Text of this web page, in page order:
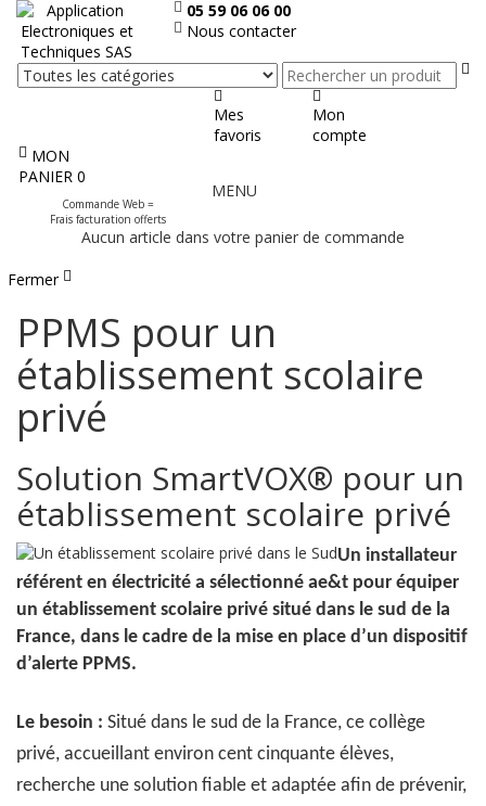
05 59 06 06 00
Nous contacter
Mes
favoris
Mon
compte
MON
PANIER 0
Commande Web =
Frais facturation offerts
le
MENU
Aucun article dans votre panier de commande
Fermer
PPMS pour un
établissement scolaire
privé
Solution SmartVOX® pour un
établissement scolaire privé
Un installateur
référent en électricité a sélectionné ae&t pour équiper
un établissement scolaire privé situé dans le sud de la
France, dans le cadre de la mise en place d’un dispositif
d’alerte PPMS.
Le besoin : Situé dans le sud de la France, ce collège
privé, accueillant environ cent cinquante élèves,
recherche une solution fiable et adaptée afin de prévenir,